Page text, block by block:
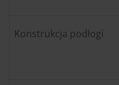
Konstrukcja podłogi